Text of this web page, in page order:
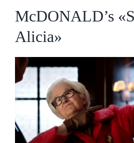
McDONALD’s
Alicia»
CAMPOFRÍO